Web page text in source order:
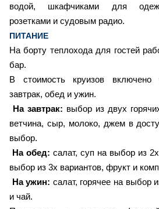
водой, шкафчиками для
розетками и судовым радио.
ПИТАНИЕ
На борту теплохода для гостей
бар.
В стоимость круизов включено
завтрак, обед и ужин.
На завтрак: выбор из двух
ветчина, сыр, молоко, джем в
выбор.
На обед: салат, суп на выбор из
выбор из 3х вариантов, фрукт и
На ужин: салат, горячее на выбор
и чай.